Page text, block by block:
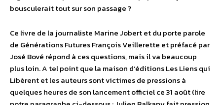
bousculerait tout sur son passage ?
Ce livre de la journaliste Marine Jobert et du porte parole
de Générations Futures François Veillerette et préfacé par
José Bové répond à ces questions, mais il va beaucoup
plus loin. A tel point que la maison d’éditions Les Liens qui
Libèrent et les auteurs sont victimes de pressions à
quelques heures de son lancement officiel ce 31 août (lire